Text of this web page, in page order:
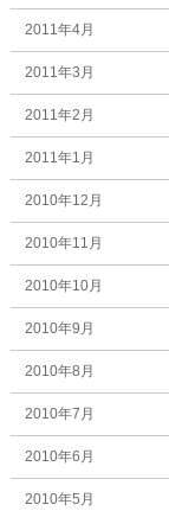
2011年4月
2011年3月
2011年2月
2011年1月
2010年12月
2010年11月
2010年10月
2010年9月
2010年8月
2010年7月
2010年6月
2010年5月